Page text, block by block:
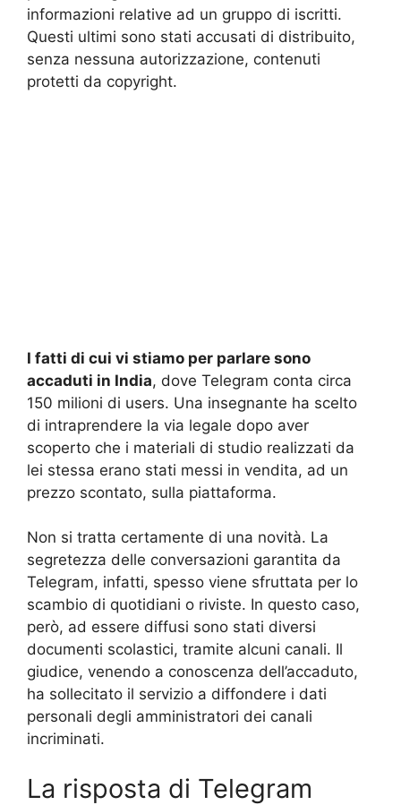
informazioni relative ad un gruppo di iscritti.
Questi ultimi sono stati accusati di distribuito,
senza nessuna autorizzazione, contenuti
protetti da copyright.
I fatti di cui vi stiamo per parlare sono
accaduti in India, dove Telegram conta circa
150 milioni di users. Una insegnante ha scelto
di intraprendere la via legale dopo aver
scoperto che i materiali di studio realizzati da
lei stessa erano stati messi in vendita, ad un
prezzo scontato, sulla piattaforma.
Non si tratta certamente di una novità. La
segretezza delle conversazioni garantita da
Telegram, infatti, spesso viene sfruttata per lo
scambio di quotidiani o riviste. In questo caso,
però, ad essere diffusi sono stati diversi
documenti scolastici, tramite alcuni canali. Il
giudice, venendo a conoscenza dell’accaduto,
ha sollecitato il servizio a diffondere i dati
personali degli amministratori dei canali
incriminati.
La risposta di Telegram